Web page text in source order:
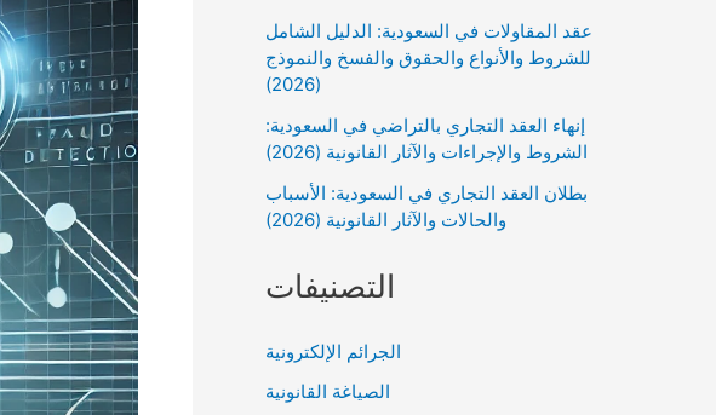
عقد المقاولات في السعودية: الدليل الشامل
للشروط والأنواع والحقوق والفسخ والنموذج
(2026)
إنهاء العقد التجاري بالتراضي في السعودية:
الشروط والإجراءات والآثار القانونية (2026)
بطلان العقد التجاري في السعودية: الأسباب
والحالات والآثار القانونية (2026)
التصنيفات
الجرائم الإلكترونية
الصياغة القانونية